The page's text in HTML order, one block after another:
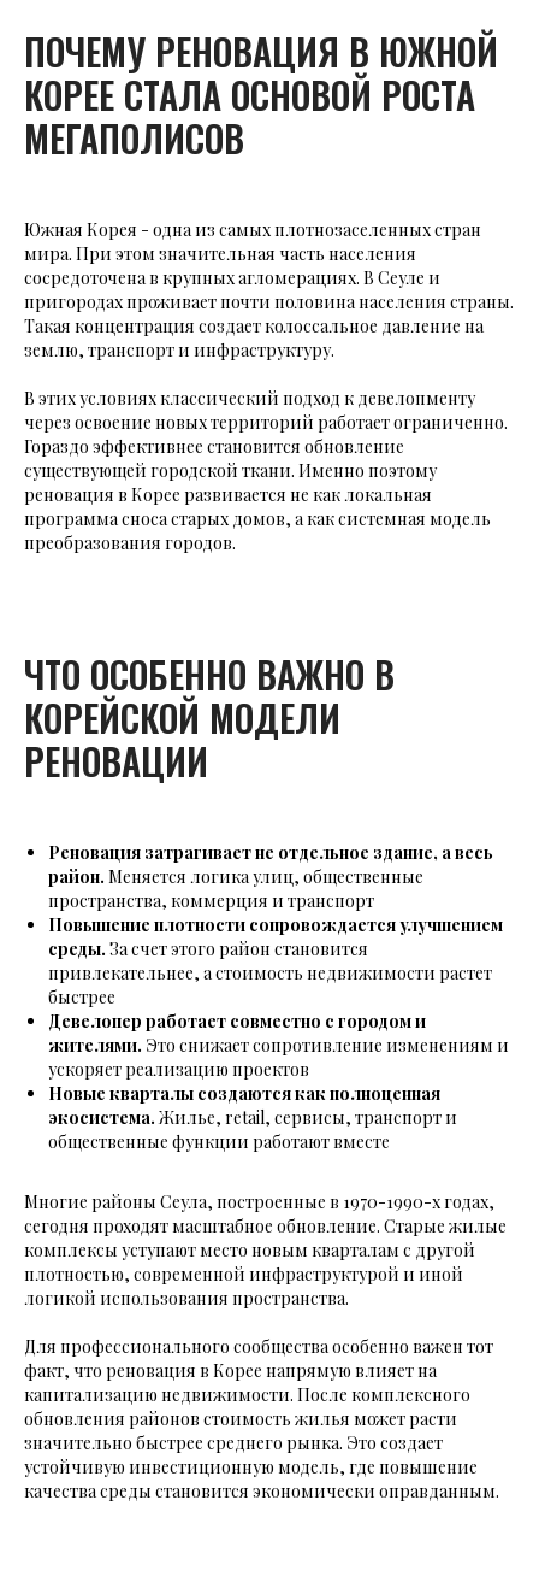
ПОЧЕМУ РЕНОВАЦИЯ В ЮЖНОЙ
КОРЕЕ СТАЛА ОСНОВОЙ РОСТА
МЕГАПОЛИСОВ
Южная Корея - одна из самых плотнозаселенных стран
мира. При этом значительная часть населения
сосредоточена в крупных агломерациях. В Сеуле и
пригородах проживает почти половина населения страны.
Такая концентрация создает колоссальное давление на
землю, транспорт и инфраструктуру.
В этих условиях классический подход к девелопменту
через освоение новых территорий работает ограниченно.
Гораздо эффективнее становится обновление
существующей городской ткани. Именно поэтому
реновация в Корее развивается не как локальная
программа сноса старых домов, а как системная модель
преобразования городов.
ЧТО ОСОБЕННО ВАЖНО В
КОРЕЙСКОЙ МОДЕЛИ
РЕНОВАЦИИ
Реновация затрагивает не отдельное здание, а весь
район. Меняется логика улиц, общественные
пространства, коммерция и транспорт
Повышение плотности сопровождается улучшением
среды. За счет этого район становится
привлекательнее, а стоимость недвижимости растет
быстрее
Девелопер работает совместно с городом и
жителями. Это снижает сопротивление изменениям и
ускоряет реализацию проектов
Новые кварталы создаются как полноценная
экосистема.Жилье, retail, сервисы, транспорт и
общественные функции работают вместе
Многие районы Сеула, построенные в 1970-1990-х годах,
сегодня проходят масштабное обновление. Старые жилые
комплексы уступают место новым кварталам с другой
плотностью, современной инфраструктурой и иной
логикой использования пространства.
Для профессионального сообщества особенно важен тот
факт, что реновация в Корее напрямую влияет на
капитализацию недвижимости. После комплексного
обновления районов стоимость жилья может расти
значительно быстрее среднего рынка. Это создает
устойчивую инвестиционную модель, где повышение
качества среды становится экономически оправданным.